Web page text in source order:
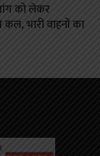
को लेकर
भारी वाहनों का